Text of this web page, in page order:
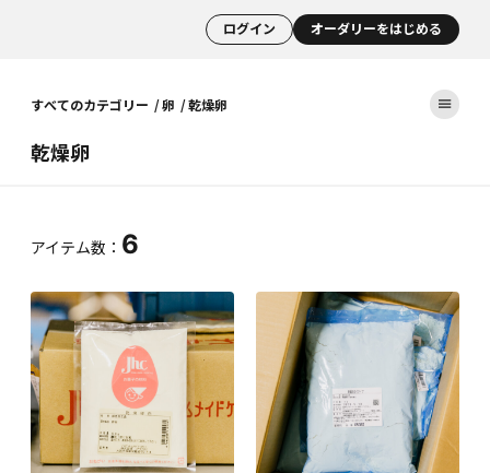
ログイン オーダリーをはじめる
すべてのカテゴリー 卵 乾燥卵
乾燥卵
アイテム数： 6